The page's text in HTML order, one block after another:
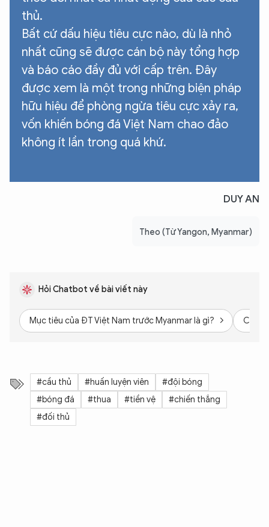
thủ.
Bất cứ dấu hiệu tiêu cực nào, dù là nhỏ
nhất cũng sẽ được cán bộ này tổng hợp
và báo cáo đầy đủ với cấp trên. Đây
được xem là một trong những biện pháp
hữu hiệu để phòng ngừa tiêu cực xảy ra,
vốn khiến bóng đá Việt Nam chao đảo
không ít lần trong quá khứ.
DUY AN
Theo (Từ Yangon, Myanmar)
Hỏi Chatbot về bài viết này
Mục tiêu của ĐT Việt Nam trước Myanmar là gì? Cầu
#cầu thủ #huấn luyện viên
#đội bóng
#bóng đá
#thua #tiền vệ
#chiến thắng
#đối thủ